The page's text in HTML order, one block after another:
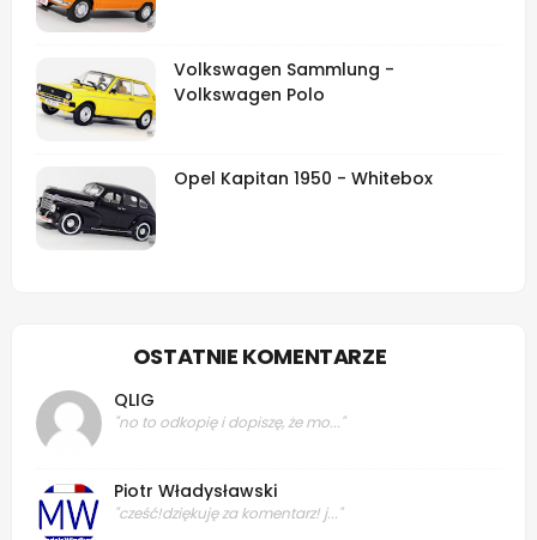
Volkswagen Sammlung -
Volkswagen Polo
Opel Kapitan 1950 - Whitebox
OSTATNIE KOMENTARZE
QLIG
"no to odkopię i dopiszę, że mo..."
Piotr Władysławski
"cześć!dziękuję za komentarz! j..."